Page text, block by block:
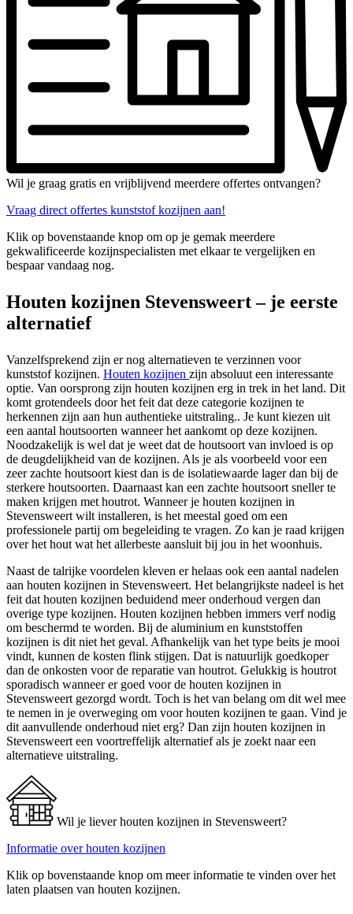
Wil je graag gratis en vrijblijvend meerdere offertes ontvangen?
Vraag direct offertes kunststof kozijnen aan!
Klik op bovenstaande knop om op je gemak meerdere
gekwalificeerde kozijnspecialisten met elkaar te vergelijken en
bespaar vandaag nog.
Houten kozijnen Stevensweert – je eerste
alternatief
Vanzelfsprekend zijn er nog alternatieven te verzinnen voor
kunststof kozijnen. Houten kozijnen zijn absoluut een interessante
optie. Van oorsprong zijn houten kozijnen erg in trek in het land. Dit
komt grotendeels door het feit dat deze categorie kozijnen te
herkennen zijn aan hun authentieke uitstraling.. Je kunt kiezen uit
een aantal houtsoorten wanneer het aankomt op deze kozijnen.
Noodzakelijk is wel dat je weet dat de houtsoort van invloed is op
de deugdelijkheid van de kozijnen. Als je als voorbeeld voor een
zeer zachte houtsoort kiest dan is de isolatiewaarde lager dan bij de
sterkere houtsoorten. Daarnaast kan een zachte houtsoort sneller te
maken krijgen met houtrot. Wanneer je houten kozijnen in
Stevensweert wilt installeren, is het meestal goed om een
professionele partij om begeleiding te vragen. Zo kan je raad krijgen
over het hout wat het allerbeste aansluit bij jou in het woonhuis.
Naast de talrijke voordelen kleven er helaas ook een aantal nadelen
aan houten kozijnen in Stevensweert. Het belangrijkste nadeel is het
feit dat houten kozijnen beduidend meer onderhoud vergen dan
overige type kozijnen. Houten kozijnen hebben immers verf nodig
om beschermd te worden. Bij de aluminium en kunststoffen
kozijnen is dit niet het geval. Afhankelijk van het type beits je mooi
vindt, kunnen de kosten flink stijgen. Dat is natuurlijk goedkoper
dan de onkosten voor de reparatie van houtrot. Gelukkig is houtrot
sporadisch wanneer er goed voor de houten kozijnen in
Stevensweert gezorgd wordt. Toch is het van belang om dit wel mee
te nemen in je overweging om voor houten kozijnen te gaan. Vind je
dit aanvullende onderhoud niet erg? Dan zijn houten kozijnen in
Stevensweert een voortreffelijk alternatief als je zoekt naar een
alternatieve uitstraling.
Wil je liever houten kozijnen in Stevensweert?
Informatie over houten kozijnen
Klik op bovenstaande knop om meer informatie te vinden over het
laten plaatsen van houten kozijnen.